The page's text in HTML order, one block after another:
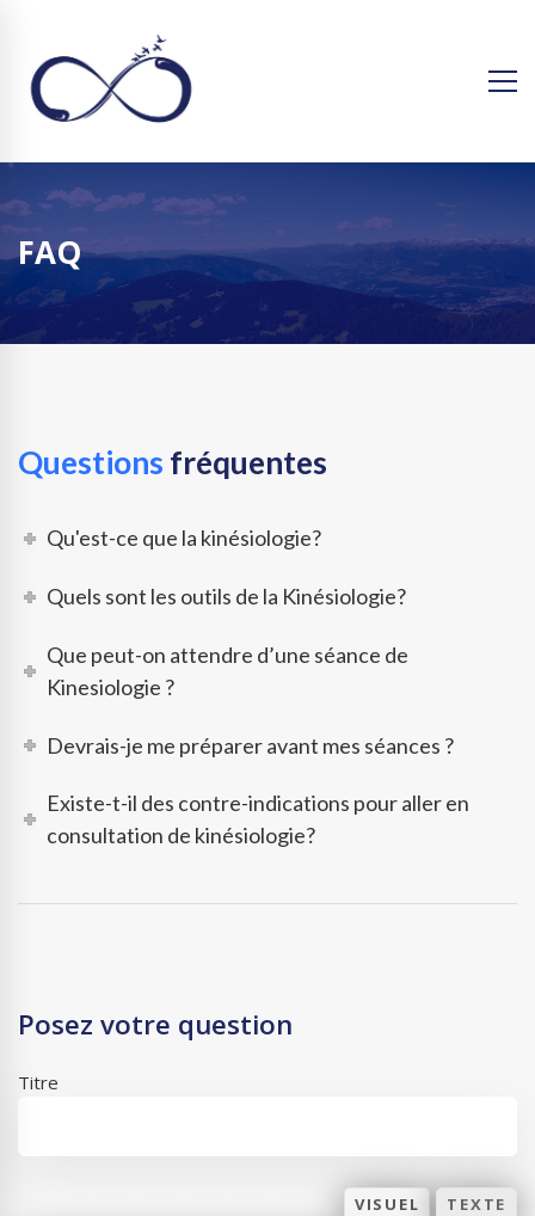
FAQ
Questions fréquentes
Qu'est-ce que la kinésiologie?
Quels sont les outils de la Kinésiologie?
Que peut-on attendre d’une séance de
Kinesiologie ?
Devrais-je me préparer avant mes séances ?
Existe-t-il des contre-indications pour aller en
consultation de kinésiologie?
Posez votre question
Titre
VISUEL TEXTE